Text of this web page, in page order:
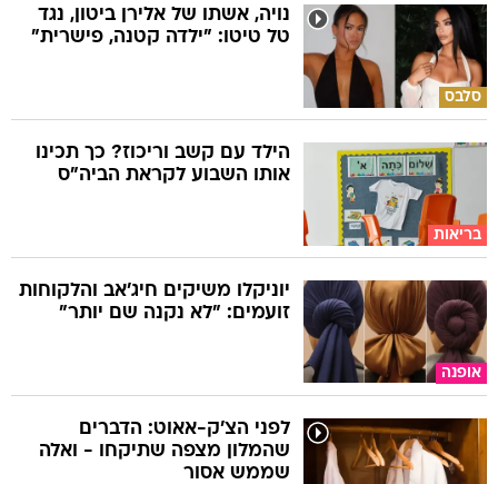
סלבס
נויה, אשתו של אלירן ביטון, נגד
טל טיטו: "ילדה קטנה, פישרית"
בריאות
הילד עם קשב וריכוז? כך תכינו
אותו השבוע לקראת הביה"ס
אופנה
יוניקלו משיקים חיג'אב והלקוחות
זועמים: "לא נקנה שם יותר"
לפני הצ'ק-אאוט: הדברים
שהמלון מצפה שתיקחו - ואלה
שממש אסור